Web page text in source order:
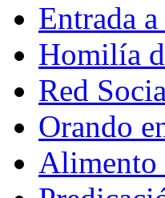
Entrada
Homilía
Red
Orando
Alimento